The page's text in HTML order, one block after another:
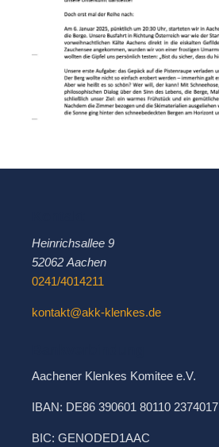
Heinrichsallee 9
52062 Aachen
0241/4014211
kontakt@akk-klenkes.de
Aachener Klenkes Komitee e.V.
IBAN: DE86 390601 80110 2374017
BIC: GENODED1AAC